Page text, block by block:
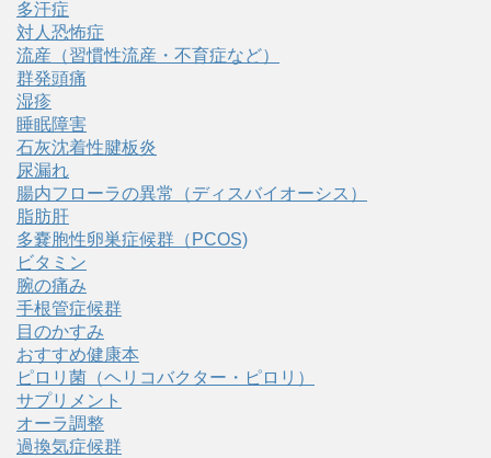
多汗症
対人恐怖症
流産（習慣性流産・不育症など）
群発頭痛
湿疹
睡眠障害
石灰沈着性腱板炎
尿漏れ
腸内フローラの異常（ディスバイオーシス）
脂肪肝
多嚢胞性卵巣症候群（PCOS)
ビタミン
腕の痛み
手根管症候群
目のかすみ
おすすめ健康本
ピロリ菌（ヘリコバクター・ピロリ）
サプリメント
オーラ調整
過換気症候群